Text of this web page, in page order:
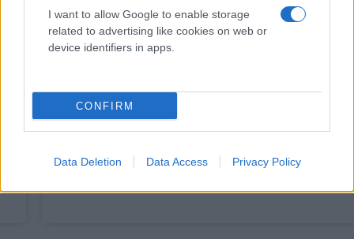
I want to allow Google to enable storage
related to advertising like cookies on web or
device identifiers in apps.
CONFIRM
Data Deletion Data Access Privacy Policy
LOMBARDA H
3,11 € (iva esclusa)
Confezionato singolarmente....